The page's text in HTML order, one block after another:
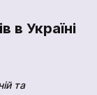
в Україні
та